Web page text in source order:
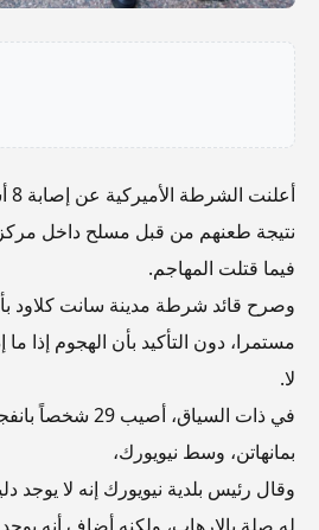
نتيجة طعنهم من قبل مسلح داخل
فيما قتلت المهاجم.
وصرح قائد شرطة مدينة سانت كلاود
مستمرا، دون التأكيد بأن الهجوم إذا ما
لا.
في ذات السياق،
بمانهاتن، وسط نيويورك،
وقال رئيس بلدية نيويورك إنه لا يوجد